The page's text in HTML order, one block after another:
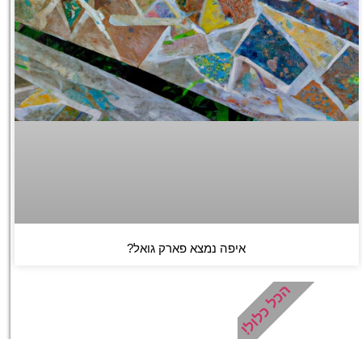
איפה נמצא פארק גואל?
הכל כלול!